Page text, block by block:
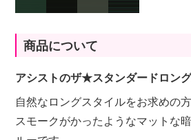
商品について
アシストのザ★スタンダードロン
自然なロングスタイルをお求めの
スモークがかったようなマットな